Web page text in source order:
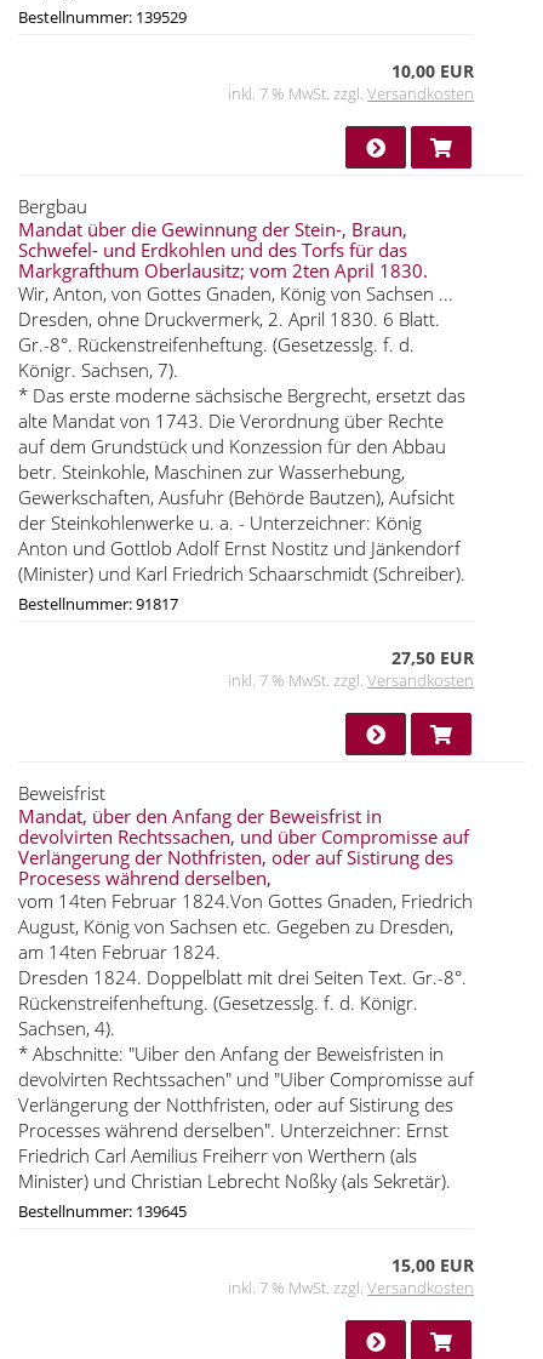
Bestellnummer: 139529
10,00 EUR
inkl. 7 % MwSt. zzgl.Versandkosten
Bergbau
Mandat über die Gewinnung der Stein-, Braun,
Schwefel- und Erdkohlen und des Torfs für das
Markgrafthum Oberlausitz; vom 2ten April 1830.
Wir, Anton, von Gottes Gnaden, König von Sachsen ...
Dresden, ohne Druckvermerk, 2. April 1830. 6 Blatt.
Gr.-8°. Rückenstreifenheftung. (Gesetzesslg. f. d.
Königr. Sachsen, 7).
* Das erste moderne sächsische Bergrecht, ersetzt das
alte Mandat von 1743. Die Verordnung über Rechte
auf dem Grundstück und Konzession für den Abbau
betr. Steinkohle, Maschinen zur Wasserhebung,
Gewerkschaften, Ausfuhr (Behörde Bautzen), Aufsicht
der Steinkohlenwerke u. a. - Unterzeichner: König
Anton und Gottlob Adolf Ernst Nostitz und Jänkendorf
(Minister) und Karl Friedrich Schaarschmidt (Schreiber).
Bestellnummer: 91817
27,50 EUR
inkl. 7 % MwSt. zzgl.Versandkosten
Beweisfrist
Mandat, über den Anfang der Beweisfrist in
devolvirten Rechtssachen, und über Compromisse auf
Verlängerung der Nothfristen, oder auf Sistirung des
Procesess während derselben,
vom 14ten Februar 1824.Von Gottes Gnaden, Friedrich
August, König von Sachsen etc. Gegeben zu Dresden,
am 14ten Februar 1824.
Dresden 1824. Doppelblatt mit drei Seiten Text. Gr.-8°.
Rückenstreifenheftung. (Gesetzesslg. f. d. Königr.
Sachsen, 4).
* Abschnitte: "Uiber den Anfang der Beweisfristen in
devolvirten Rechtssachen" und "Uiber Compromisse auf
Verlängerung der Notthfristen, oder auf Sistirung des
Processes während derselben". Unterzeichner: Ernst
Friedrich Carl Aemilius Freiherr von Werthern (als
Minister) und Christian Lebrecht Noßky (als Sekretär).
Bestellnummer: 139645
15,00 EUR
inkl. 7 % MwSt. zzgl.Versandkosten